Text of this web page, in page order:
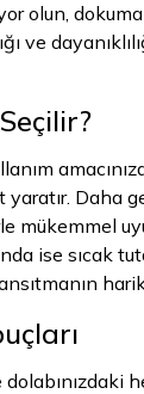
olun,
ve
yaratır.
ise sıcak